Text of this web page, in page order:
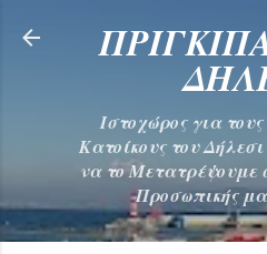
Μετάβαση στο
Ιστοχώρος για
Κατοίκους του
να το Μετατρέψουμε
Προσωπικής